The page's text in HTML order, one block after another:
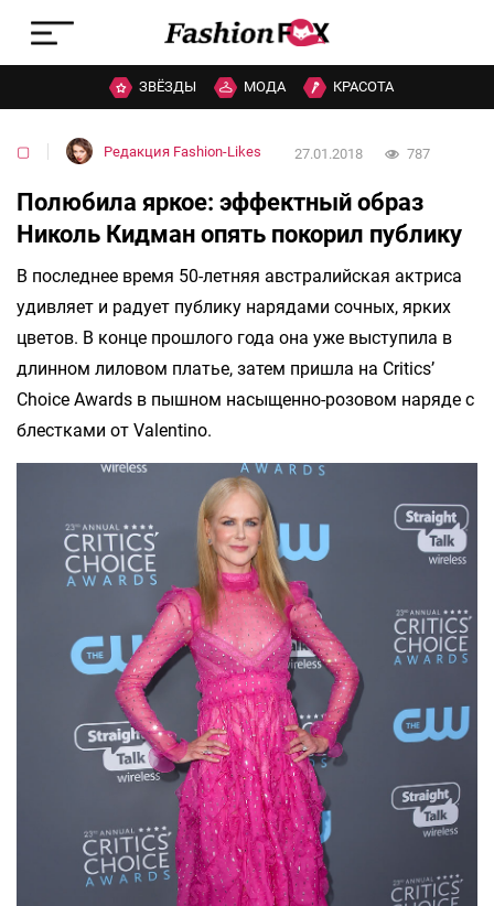
ЗВЁЗДЫ МОДА КРАСОТА
▢ Редакция Fashion-Likes 27.01.2018 787
Полюбила яркое: эффектный образ
Николь Кидман опять покорил публику
В последнее время 50-летняя австралийская актриса
удивляет и радует публику нарядами сочных, ярких
цветов. В конце прошлого года она уже выступила в
длинном лиловом платье, затем пришла на Critics’
Choice Awards в пышном насыщенно-розовом наряде с
блестками от Valentino.